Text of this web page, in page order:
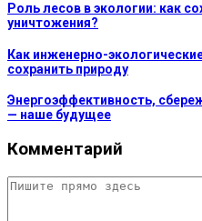
Роль лесов в экологии: как
уничтожения?
Как инженерно-
сохранить природу
Энергоэффективность,
— наше будущее
Комментарий